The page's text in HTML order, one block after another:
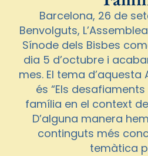
Barcelona, 26 de
Benvolguts,
Sínode dels Bisbes
dia 5 d’octubre i
mes. El tema
és “Els
família en el context
D’alguna manera
continguts més
temàtica